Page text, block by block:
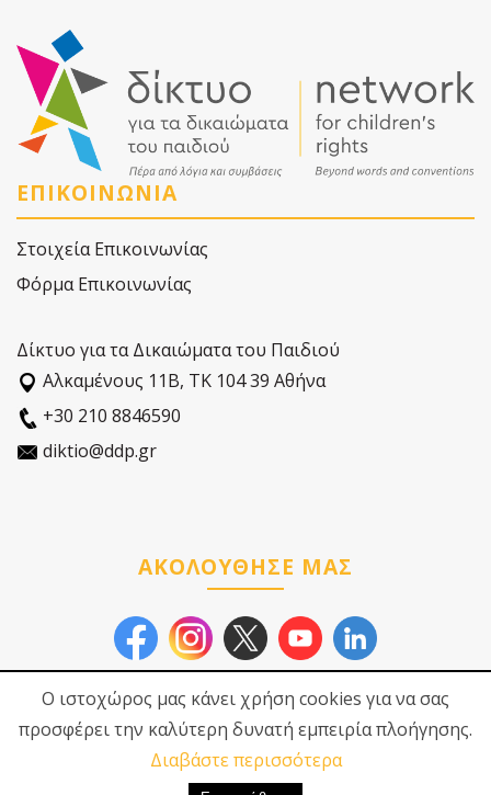
ΕΠΙΚΟΙΝΩΝΙΑ
Στοιχεία Επικοινωνίας
Φόρμα Επικοινωνίας
Δίκτυο για τα Δικαιώματα του Παιδιού
Αλκαµένους 11Β, ΤΚ 104 39 Αθήνα
+30 210 8846590
diktio@ddp.gr
ΑΚΟΛΟΥΘΗΣΕ ΜΑΣ
Δίκτυο για τα
Δικαιώματα του Παιδιού
Πολιτική Προστασίας
Προσωπικών Δεδοµένων
Ο ιστοχώρος μας κάνει χρήση cookies για να σας
προσφέρει την καλύτερη δυνατή εμπειρία πλοήγησης.
Διαβάστε περισσότερα